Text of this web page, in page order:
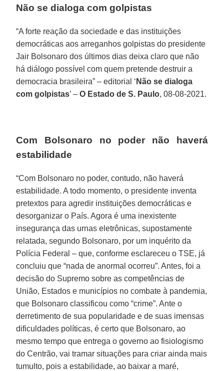
Não se dialoga com golpistas
“A forte reação da sociedade e das instituições
democráticas aos arreganhos golpistas do presidente
Jair Bolsonaro dos últimos dias deixa claro que não
há diálogo possível com quem pretende destruir a
democracia brasileira” – editorial ‘ Não se dialoga
com golpistas’ –O Estado de S. Paulo, 08-08-2021.
Com Bolsonaro no poder não haverá
estabilidade
“Com Bolsonaro no poder, contudo, não haverá
estabilidade. A todo momento, o presidente inventa
pretextos para agredir instituições democráticas e
desorganizar o País. Agora é uma inexistente
insegurança das urnas eletrônicas, supostamente
relatada, segundo Bolsonaro, por um inquérito da
Polícia Federal – que, conforme esclareceu o TSE, já
concluiu que “nada de anormal ocorreu”. Antes, foi a
decisão do Supremo sobre as competências de
União, Estados e municípios no combate à pandemia,
que Bolsonaro classificou como “crime”. Ante o
derretimento de sua popularidade e de suas imensas
dificuldades políticas, é certo que Bolsonaro, ao
mesmo tempo que entrega o governo ao fisiologismo
do Centrão, vai tramar situações para criar ainda mais
tumulto, pois a estabilidade, ao baixar a maré,